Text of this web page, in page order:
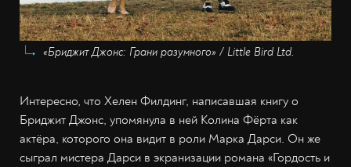
«Бриджит Джонс: Грани разумного» / Little Bird Ltd.
Интересно, что Хелен Филдинг, написавшая книгу о
Бриджит Джонс, упомянула в ней Колина Фёрта как
актёра, которого она видит в роли Марка Дарси. Он же
сыграл мистера Дарси в экранизации романа «Гордость и